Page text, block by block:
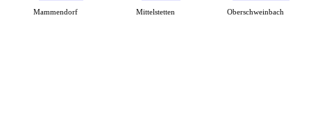
Mammendorf Mittelstetten Oberschweinbach